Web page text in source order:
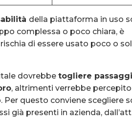
della piattaforma in uso
complessa o poco chiara, è
di essere usato poco o
dovrebbe togliere
, altrimenti verrebbe
questo conviene scegliere
già presenti in azienda,